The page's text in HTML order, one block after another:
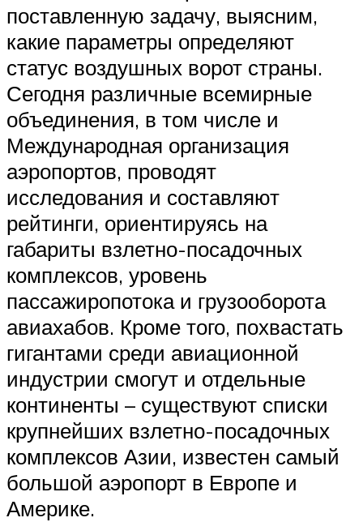
поставленную задачу, выясним,
какие параметры определяют
статус воздушных ворот страны.
Сегодня различные всемирные
объединения, в том числе и
Международная организация
аэропортов, проводят
исследования и составляют
рейтинги, ориентируясь на
габариты взлетно-посадочных
комплексов, уровень
пассажиропотока и грузооборота
авиахабов. Кроме того, похвастать
гигантами среди авиационной
индустрии смогут и отдельные
континенты – существуют списки
крупнейших взлетно-посадочных
комплексов Азии, известен самый
большой аэропорт в Европе и
Америке.